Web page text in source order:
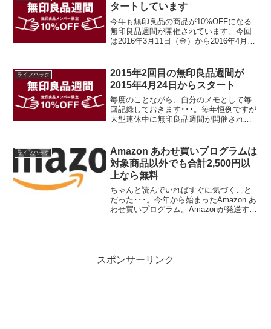
タートしています
今年も無印良品の商品が10%OFFになる
無印良品週間が開催されています。今回
は2016年3月11日（金）から2016年4月月
は定期的に開催されており、2015年は下
記...
ライフハック
2015年2回目の無印良品週間が
2015年4月24日からスタート
毎度のことながら、自分のメモとして毎
回記録しておきます･･･。毎年恒例ですが
大型連休中に無印良品週間が開催されま
とネットストアにて10%OFFで商品が買
えます...
ライフハック
Amazon あわせ買いプログラムは
対象商品以外でも合計2,500円以
上なら無料
ちゃんと読んでいればすぐに気づくこと
だった･･･。今年から始まったAmazon あ
わせ買いプログラム。Amazonが発送する
スポンサーリンク